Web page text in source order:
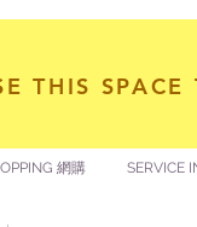
THIS SPACE
網購 SERVICE